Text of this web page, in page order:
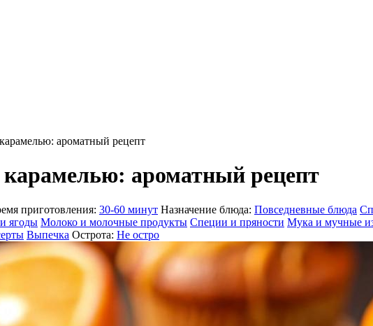
ароматный рецепт
ароматный рецепт
приготовления: 30-60 минут Назначение блюда: Повседневные блюда
ягоды Молоко и молочные продукты Специи и пряности Мука и мучные
Выпечка Острота: Не остро